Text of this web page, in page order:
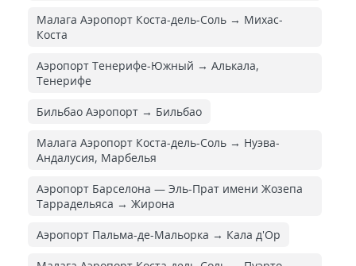
Малага Аэропорт Коста-дель-Соль → Михас-
Коста
Аэропорт Тенерифе-Южный → Алькала,
Тенерифе
Бильбао Аэропорт → Бильбао
Малага Аэропорт Коста-дель-Соль → Нуэва-
Андалусия, Марбелья
Аэропорт Барселона — Эль-Прат имени Жозепа
Таррадельяса → Жирона
Аэропорт Пальма-де-Мальорка → Кала д'Ор